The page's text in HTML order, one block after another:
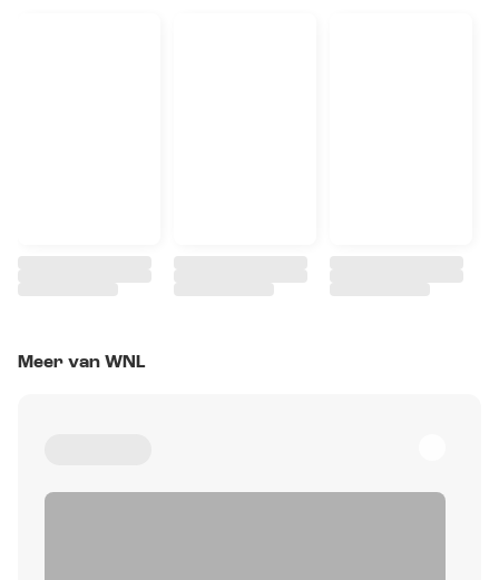
Meer van WNL